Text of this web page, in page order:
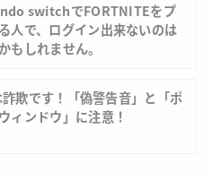
switchでFORTNITEをプ
人で、ログイン出来ないのは
もしれません。
欺です！「偽警告音」と「ポ
ィンドウ」に注意！